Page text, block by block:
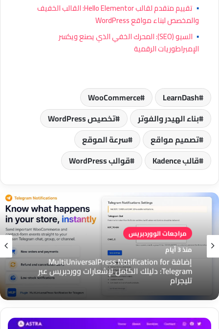
▪
تقييم متقدم لقالب Hello Elementor: القالب الخفيف
والمخصص لبناء مواقع WordPress
▪
السيو (SEO): المحرك الخفي الذي يصنع ويكسر
الإمبراطوريات الرقمية
LearnDash
WooCommerce
بناء الهيدر والفوتر
تخصيص WordPress
تصميم مواقع
سرعة الموقع
قالب Kadence
قوالب WordPress
مراجعات الووردبريس
منذ 3 أيام
إضافة MultiUniversalPress Notification for
Telegram: دليلك الكامل لإشعارات ووردبريس عبر
تليجرام
قالب